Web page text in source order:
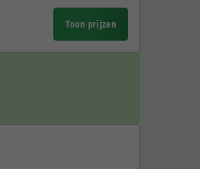
Toon prijzen